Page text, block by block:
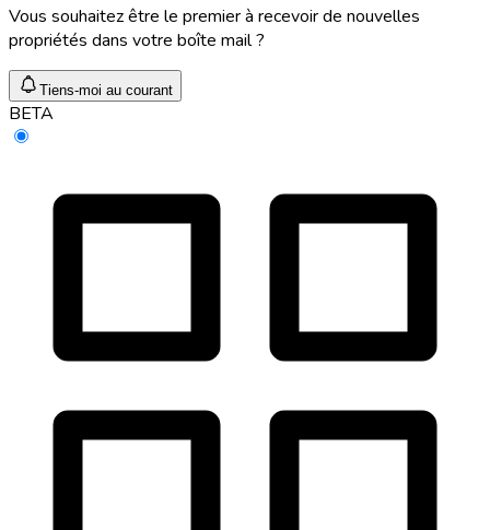
Vous souhaitez être le premier à recevoir de nouvelles
propriétés dans votre boîte mail ?
Tiens-moi au courant
BETA